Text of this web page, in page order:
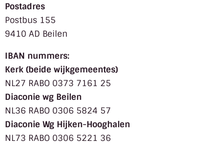
Postadres
Postbus 155
9410 AD Beilen
IBAN nummers:
Kerk (beide wijkgemeentes)
NL27 RABO 0373 7161 25
Diaconie wg Beilen
NL36 RABO 0306 5824 57
Diaconie Wg Hijken-Hooghalen
NL73 RABO 0306 5221 36